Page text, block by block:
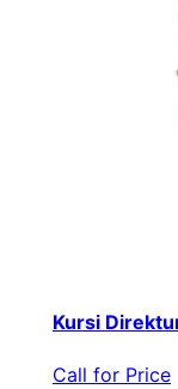
Kursi
Call for Price